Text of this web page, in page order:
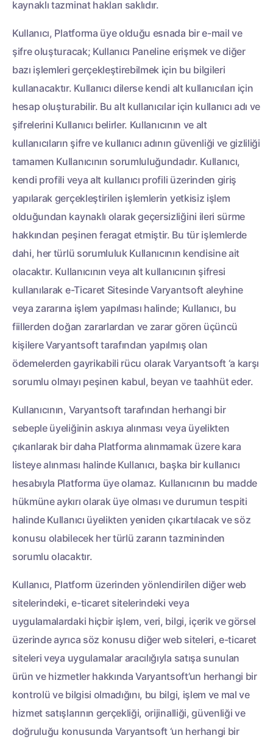
kaynaklı tazminat hakları saklıdır.
Kullanıcı, Platforma üye olduğu esnada bir e-mail ve
şifre oluşturacak; Kullanıcı Paneline erişmek ve diğer
bazı işlemleri gerçekleştirebilmek için bu bilgileri
kullanacaktır. Kullanıcı dilerse kendi alt kullanıcıları için
hesap oluşturabilir. Bu alt kullanıcılar için kullanıcı adı ve
şifrelerini Kullanıcı belirler. Kullanıcının ve alt
kullanıcıların şifre ve kullanıcı adının güvenliği ve gizliliği
tamamen Kullanıcının sorumluluğundadır. Kullanıcı,
kendi profili veya alt kullanıcı profili üzerinden giriş
yapılarak gerçekleştirilen işlemlerin yetkisiz işlem
olduğundan kaynaklı olarak geçersizliğini ileri sürme
hakkından peşinen feragat etmiştir. Bu tür işlemlerde
dahi, her türlü sorumluluk Kullanıcının kendisine ait
olacaktır. Kullanıcının veya alt kullanıcının şifresi
kullanılarak e-Ticaret Sitesinde Varyantsoft aleyhine
veya zararına işlem yapılması halinde; Kullanıcı, bu
fiillerden doğan zararlardan ve zarar gören üçüncü
kişilere Varyantsoft tarafından yapılmış olan
ödemelerden gayrikabili rücu olarak Varyantsoft ‘a karşı
sorumlu olmayı peşinen kabul, beyan ve taahhüt eder.
Kullanıcının, Varyantsoft tarafından herhangi bir
sebeple üyeliğinin askıya alınması veya üyelikten
çıkarılarak bir daha Platforma alınmamak üzere kara
listeye alınması halinde Kullanıcı, başka bir kullanıcı
hesabıyla Platforma üye olamaz. Kullanıcının bu madde
hükmüne aykırı olarak üye olması ve durumun tespiti
halinde Kullanıcı üyelikten yeniden çıkartılacak ve söz
konusu olabilecek her türlü zararın tazmininden
sorumlu olacaktır.
Kullanıcı, Platform üzerinden yönlendirilen diğer web
sitelerindeki, e-ticaret sitelerindeki veya
uygulamalardaki hiçbir işlem, veri, bilgi, içerik ve görsel
üzerinde ayrıca söz konusu diğer web siteleri, e-ticaret
siteleri veya uygulamalar aracılığıyla satışa sunulan
ürün ve hizmetler hakkında Varyantsoft’un herhangi bir
kontrolü ve bilgisi olmadığını, bu bilgi, işlem ve mal ve
hizmet satışlarının gerçekliği, orijinalliği, güvenliği ve
doğruluğu konusunda Varyantsoft ‘un herhangi bir